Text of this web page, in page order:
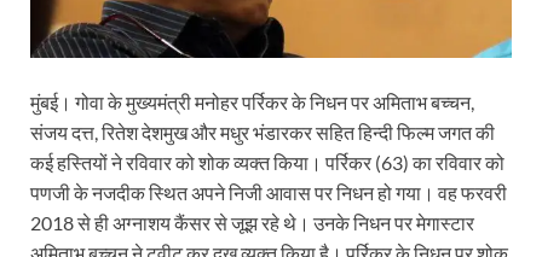
मुंबई। गोवा के मुख्यमंत्री मनोहर पर्रिकर के निधन पर अमिताभ बच्चन,
संजय दत्त, रितेश देशमुख और मधुर भंडारकर सहित हिन्दी फिल्म जगत की
कई हस्तियों ने रविवार को शोक व्यक्त किया। पर्रिकर (63) का रविवार को
पणजी के नजदीक स्थित अपने निजी आवास पर निधन हो गया। वह फरवरी
2018 से ही अग्नाशय कैंसर से जूझ रहे थे। उनके निधन पर मेगास्टार